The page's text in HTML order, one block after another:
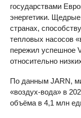
государствами
энергетики.
странах,
тепловых насосов
пережил успешное
относительно
По данным JARN,
«воздух-вода» в
объёма в 4,1 млн